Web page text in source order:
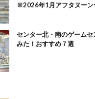
※2026年1月アフタヌーン
センター北・南のゲームセ
みた！おすすめ７選